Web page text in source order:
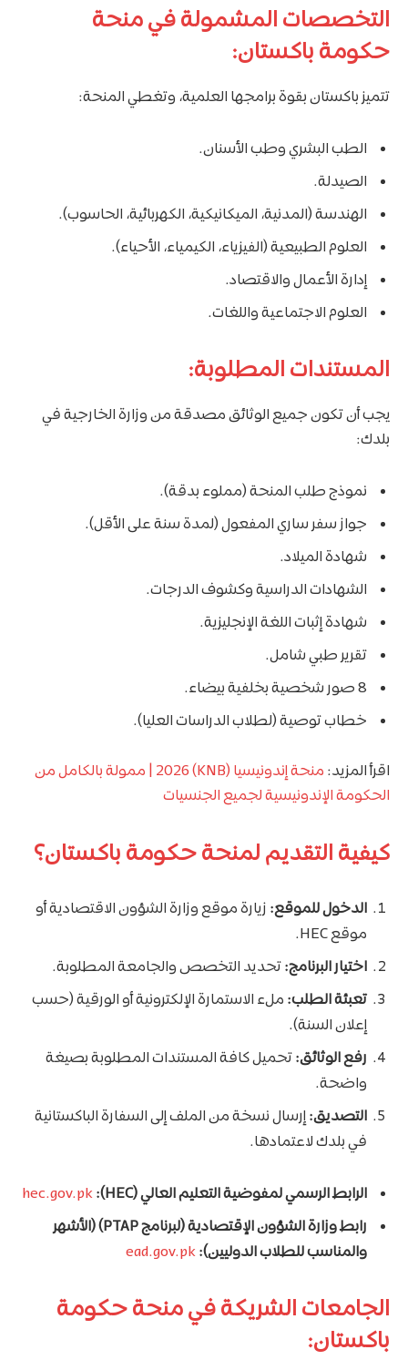
التخصصات المشمولة في منحة
حكومة باكستان:
تتميز باكستان بقوة برامجها العلمية، وتغطي المنحة:
الطب البشري وطب الأسنان.
الصيدلة.
الهندسة (المدنية، الميكانيكية، الكهربائية، الحاسوب).
العلوم الطبيعية (الفيزياء، الكيمياء، الأحياء).
إدارة الأعمال والاقتصاد.
العلوم الاجتماعية واللغات.
المستندات المطلوبة:
يجب أن تكون جميع الوثائق مصدقة من وزارة الخارجية في
بلدك:
نموذج طلب المنحة (مملوء بدقة).
جواز سفر ساري المفعول (لمدة سنة على الأقل).
شهادة الميلاد.
الشهادات الدراسية وكشوف الدرجات.
شهادة إثبات اللغة الإنجليزية.
تقرير طبي شامل.
8 صور شخصية بخلفية بيضاء.
خطاب توصية (لطلاب الدراسات العليا).
اقرأ المزيد:
منحة إندونيسيا (KNB) 2026 | ممولة بالكامل من
الحكومة الإندونيسية لجميع الجنسيات
كيفية التقديم لمنحة حكومة باكستان؟
الدخول للموقع: زيارة موقع وزارة الشؤون الاقتصادية أو
موقع HEC.
اختيار البرنامج:تحديد التخصص والجامعة المطلوبة.
تعبئة الطلب: ملء الاستمارة الإلكترونية أو الورقية (حسب
إعلان السنة).
رفع الوثائق:تحميل كافة المستندات المطلوبة بصيغة
واضحة.
التصديق:إرسال نسخة من الملف إلى السفارة الباكستانية
في بلدك لاعتمادها.
الرابط الرسمي لمفوضية التعليم العالي (HEC):
hec.gov.pk
رابط وزارة الشؤون الإقتصادية (لبرنامج PTAP) (الأشهر
والمناسب للطلاب الدوليين):ead.gov.pk
الجامعات الشريكة في منحة حكومة
باكستان: